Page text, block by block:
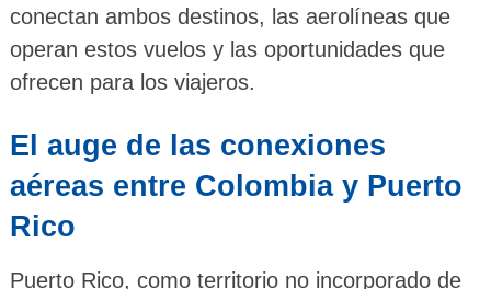
conectan ambos destinos, las aerolíneas que
operan estos vuelos y las oportunidades que
ofrecen para los viajeros.
El auge de las conexiones
aéreas entre Colombia y Puerto
Rico
Puerto Rico, como territorio no incorporado de